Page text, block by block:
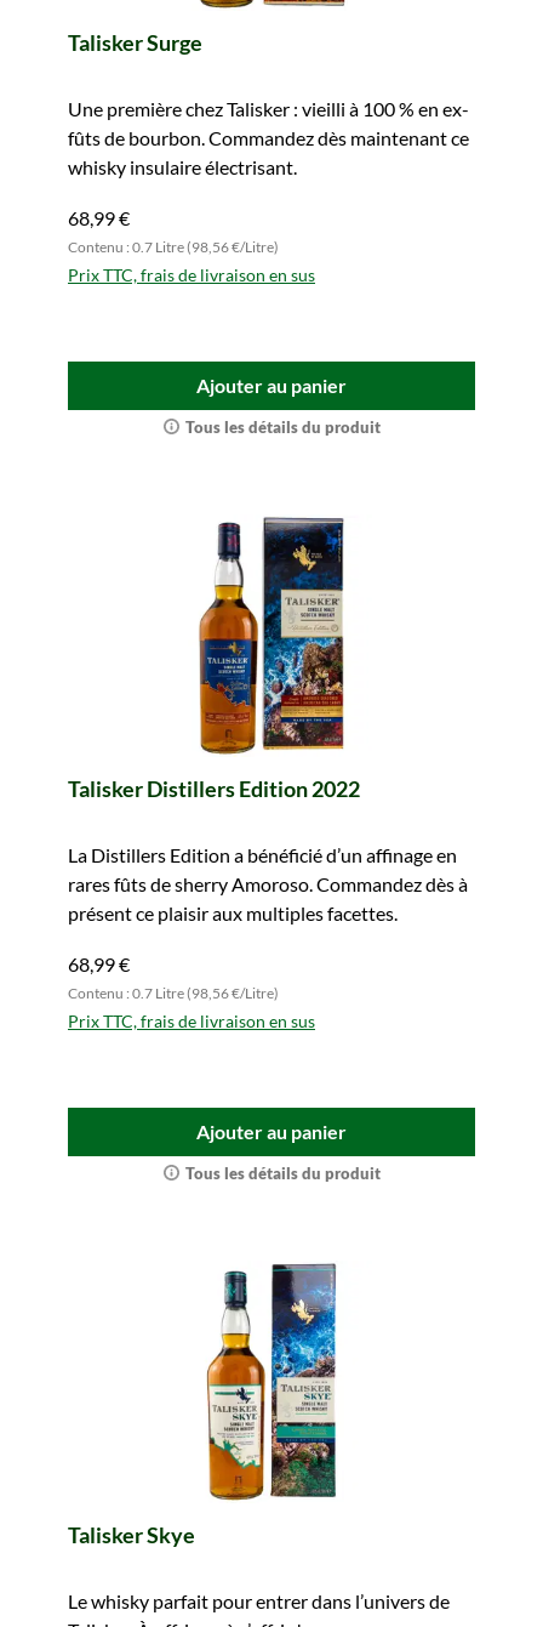
Talisker Surge
Une première chez Talisker : vieilli à 100 % en ex-
fûts de bourbon. Commandez dès maintenant ce
whisky insulaire électrisant.
68,99 €
Contenu : 0.7 Litre (98,56 €/Litre)
Prix TTC, frais de livraison en sus
Ajouter au panier
Tous les détails du produit
Talisker Distillers Edition 2022
La Distillers Edition a bénéficié d’un affinage en
rares fûts de sherry Amoroso. Commandez dès à
présent ce plaisir aux multiples facettes.
68,99 €
Contenu : 0.7 Litre (98,56 €/Litre)
Prix TTC, frais de livraison en sus
Ajouter au panier
Tous les détails du produit
Talisker Skye
Le whisky parfait pour entrer dans l’univers de